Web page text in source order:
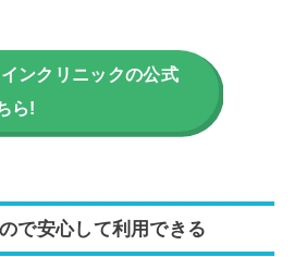
ンクリニックの公式
ら!
で安心して利用できる